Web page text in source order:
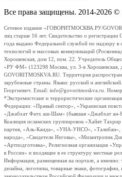
Все права защищены. 2014-2026 ©
Сетевое издание «ГОВОРИТМОСКВА.РУ/
лиц старше 16 лет. Свидетельство о
года выдано Федеральной службой по надзору в
технологий и массовых коммуникаций
Хорошевская, дом 12, пом. 22. Учредитель
«РУ ФМ» (123298 Москва, ул. 3-я Хорошевская,
GOVORITMOSKVA.RU. Территория
зарубежные страны. Языки: русский и
Георгиевич. Email: info@govoritmoskva.ru.
*Экстремистские и террористические
Федерации: «Правый сектор», «Украинская
«Джабхат Фатх аш-Шам» (бывшая «Джабхат ан-
Коалиция исламских группировок «Хайят
партия, «Аль-Каида», «УНА-УНСО», «Талибан»,
народа», «Свидетели Иеговы», «Мизантропик
«Артподготовка», Религиозная организация
в России» и входящие в ее структуру местные
Информация, размещенная на портале, а именно:
дизайна, логотипы, товарные знаки, фотографии,